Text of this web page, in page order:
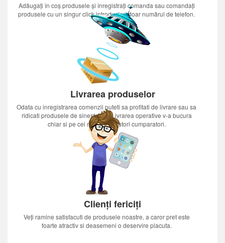
Adăugați în coș produsele și înregistrați comanda sau comandați
produsele cu un singur click introducînd doar numărul de telefon.
Livrarea produselor
Odata cu inregistrarea comenzii puteti sa profitati de livrare sau sa
ridicati produsele de sinestatator.Livrarea operative v-a bucura
chiar si pe cei mai nerabdatori cumparatori.
Clienți fericiți
Veți ramine satisfacuti de produsele noastre, a caror pret este
foarte atractiv si deasemeni o deservire placuta.